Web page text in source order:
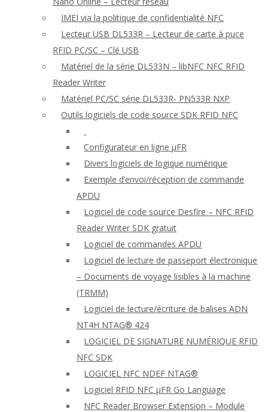
IMEI via la politique de confidentialité NFC
Lecteur USB DL533R – Lecteur de carte à puce
RFID PC/SC – Clé USB
Matériel de la série DL533N – libNFC NFC RFID
Reader Writer
Matériel PC/SC série DL533R- PN533R NXP
Outils logiciels de code source SDK RFID NFC
Configurateur en ligne μFR
Divers logiciels de logique numérique
Exemple d’envoi/réception de commande
APDU
Logiciel de code source Desfire – NFC RFID
Reader Writer SDK gratuit
Logiciel de commandes APDU
Logiciel de lecture de passeport électronique
– Documents de voyage lisibles à la machine
(TRMM)
Logiciel de lecture/écriture de balises ADN
NT4H NTAG® 424
LOGICIEL DE SIGNATURE NUMÉRIQUE RFID
NFC SDK
LOGICIEL NFC NDEF NTAG®
Logiciel RFID NFC μFR Go Language
NFC Reader Browser Extension – Module